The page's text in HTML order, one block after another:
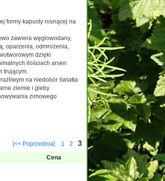
formy kapusty rosnącej na
zawiera węglowodany,
oparzenia, odmrożenia,
dzięki
ilościach arsen
trującym.
na niedobór światła
ziemie i gleby
zimowego
[<< Poprzednia] 1 2 3
Cena